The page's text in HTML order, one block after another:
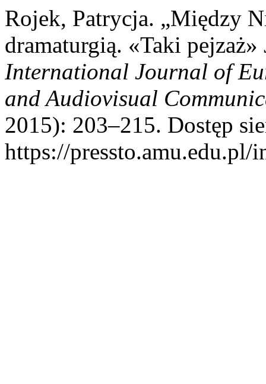
Rojek, Patrycja. „Między
dramaturgią. «Taki
International Journal of
and Audiovisual
2015): 203–215. Dostęp
https://